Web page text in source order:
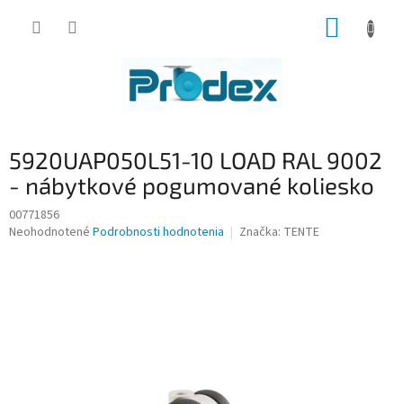
5920UAP050L51-10 LOAD RAL 9002
- nábytkové pogumované koliesko
00771856
Priemerné
Neohodnotené Podrobnosti hodnotenia Značka: TENTE